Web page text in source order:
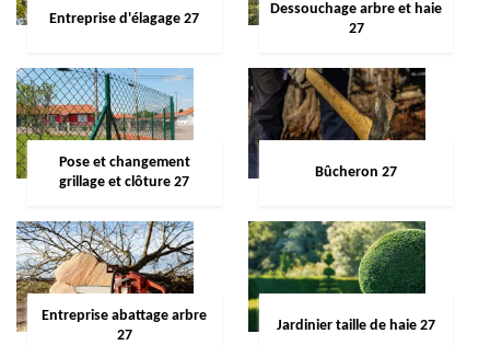
Entreprise d'élagage 27
Dessouchage arbre et haie
27
Pose et changement
grillage et clôture 27
Bûcheron 27
Entreprise abattage arbre
27
Jardinier taille de haie 27